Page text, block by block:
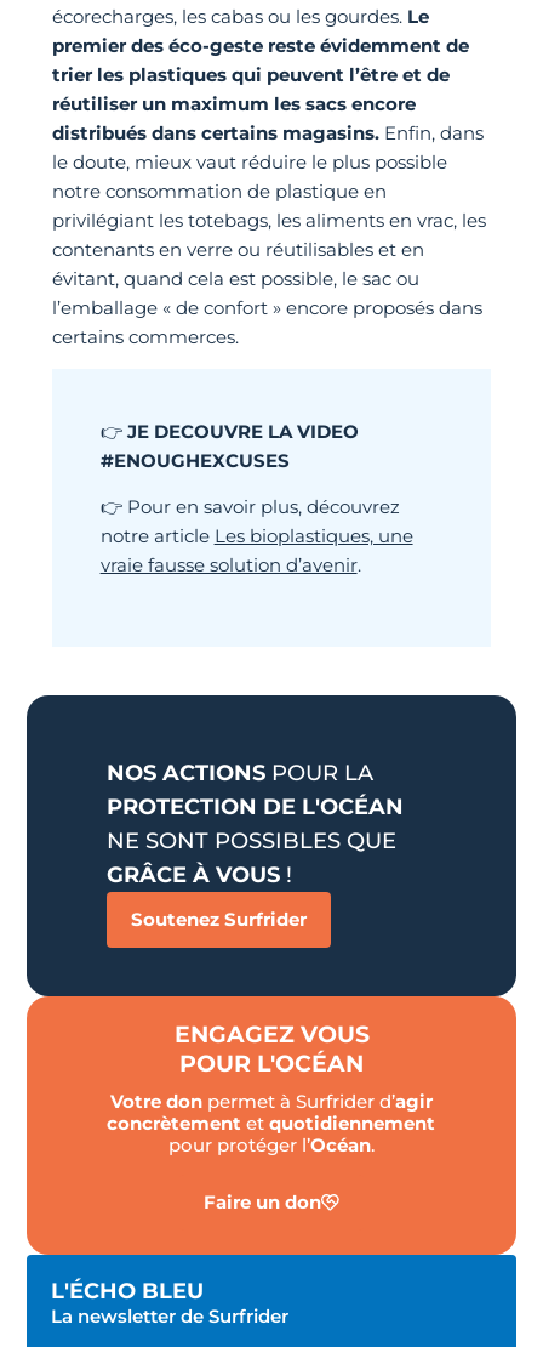
écorecharges, les cabas ou les gourdes. Le
premier des éco-geste reste évidemment de
trier les plastiques qui peuvent l’être et de
réutiliser un maximum les sacs encore
distribués dans certains magasins.Enfin, dans
le doute, mieux vaut réduire le plus possible
notre consommation de plastique en
privilégiant les totebags, les aliments en vrac, les
contenants en verre ou réutilisables et en
évitant, quand cela est possible, le sac ou
l’emballage « de confort » encore proposés dans
certains commerces.
👉 JE DECOUVRE LA VIDEO
#ENOUGHEXCUSES
👉 Pour en savoir plus, découvrez
notre article Les bioplastiques, une
vraie fausse solution d’avenir.
NOS ACTIONSPOUR LA
PROTECTION DE L'OCÉAN
NE SONT POSSIBLES QUE
GRÂCE À VOUS!
Soutenez Surfrider
ENGAGEZ VOUS
POUR L'OCÉAN
Votre donpermet à Surfrider d’agir
concrètement etquotidiennement
pour protéger l’Océan.
Faire un don
L'ÉCHO BLEU
La newsletter de Surfrider